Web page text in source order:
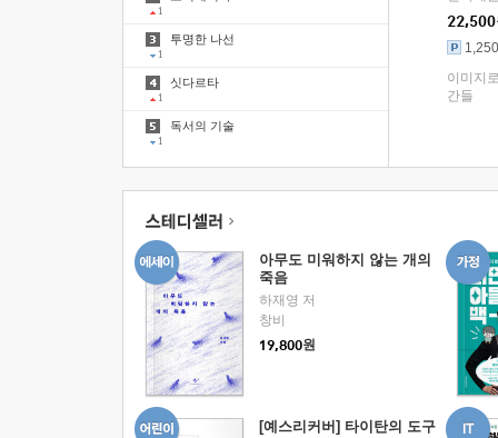
1
1
투명한 나선
1
싯다르타
1
독서의 기술
22,500
이미지
간들
아무도 미워하지 않는 개의
죽음
하재영 저
창비
19,800원
[예스리커버] 타이탄의 도구